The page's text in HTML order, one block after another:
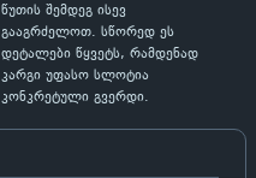
წუთის შემდეგ ისევ
გააგრძელოთ. სწორედ ეს
დეტალები წყვეტს, რამდენად
კარგი უფასო სლოტია
კონკრეტული გვერდი.